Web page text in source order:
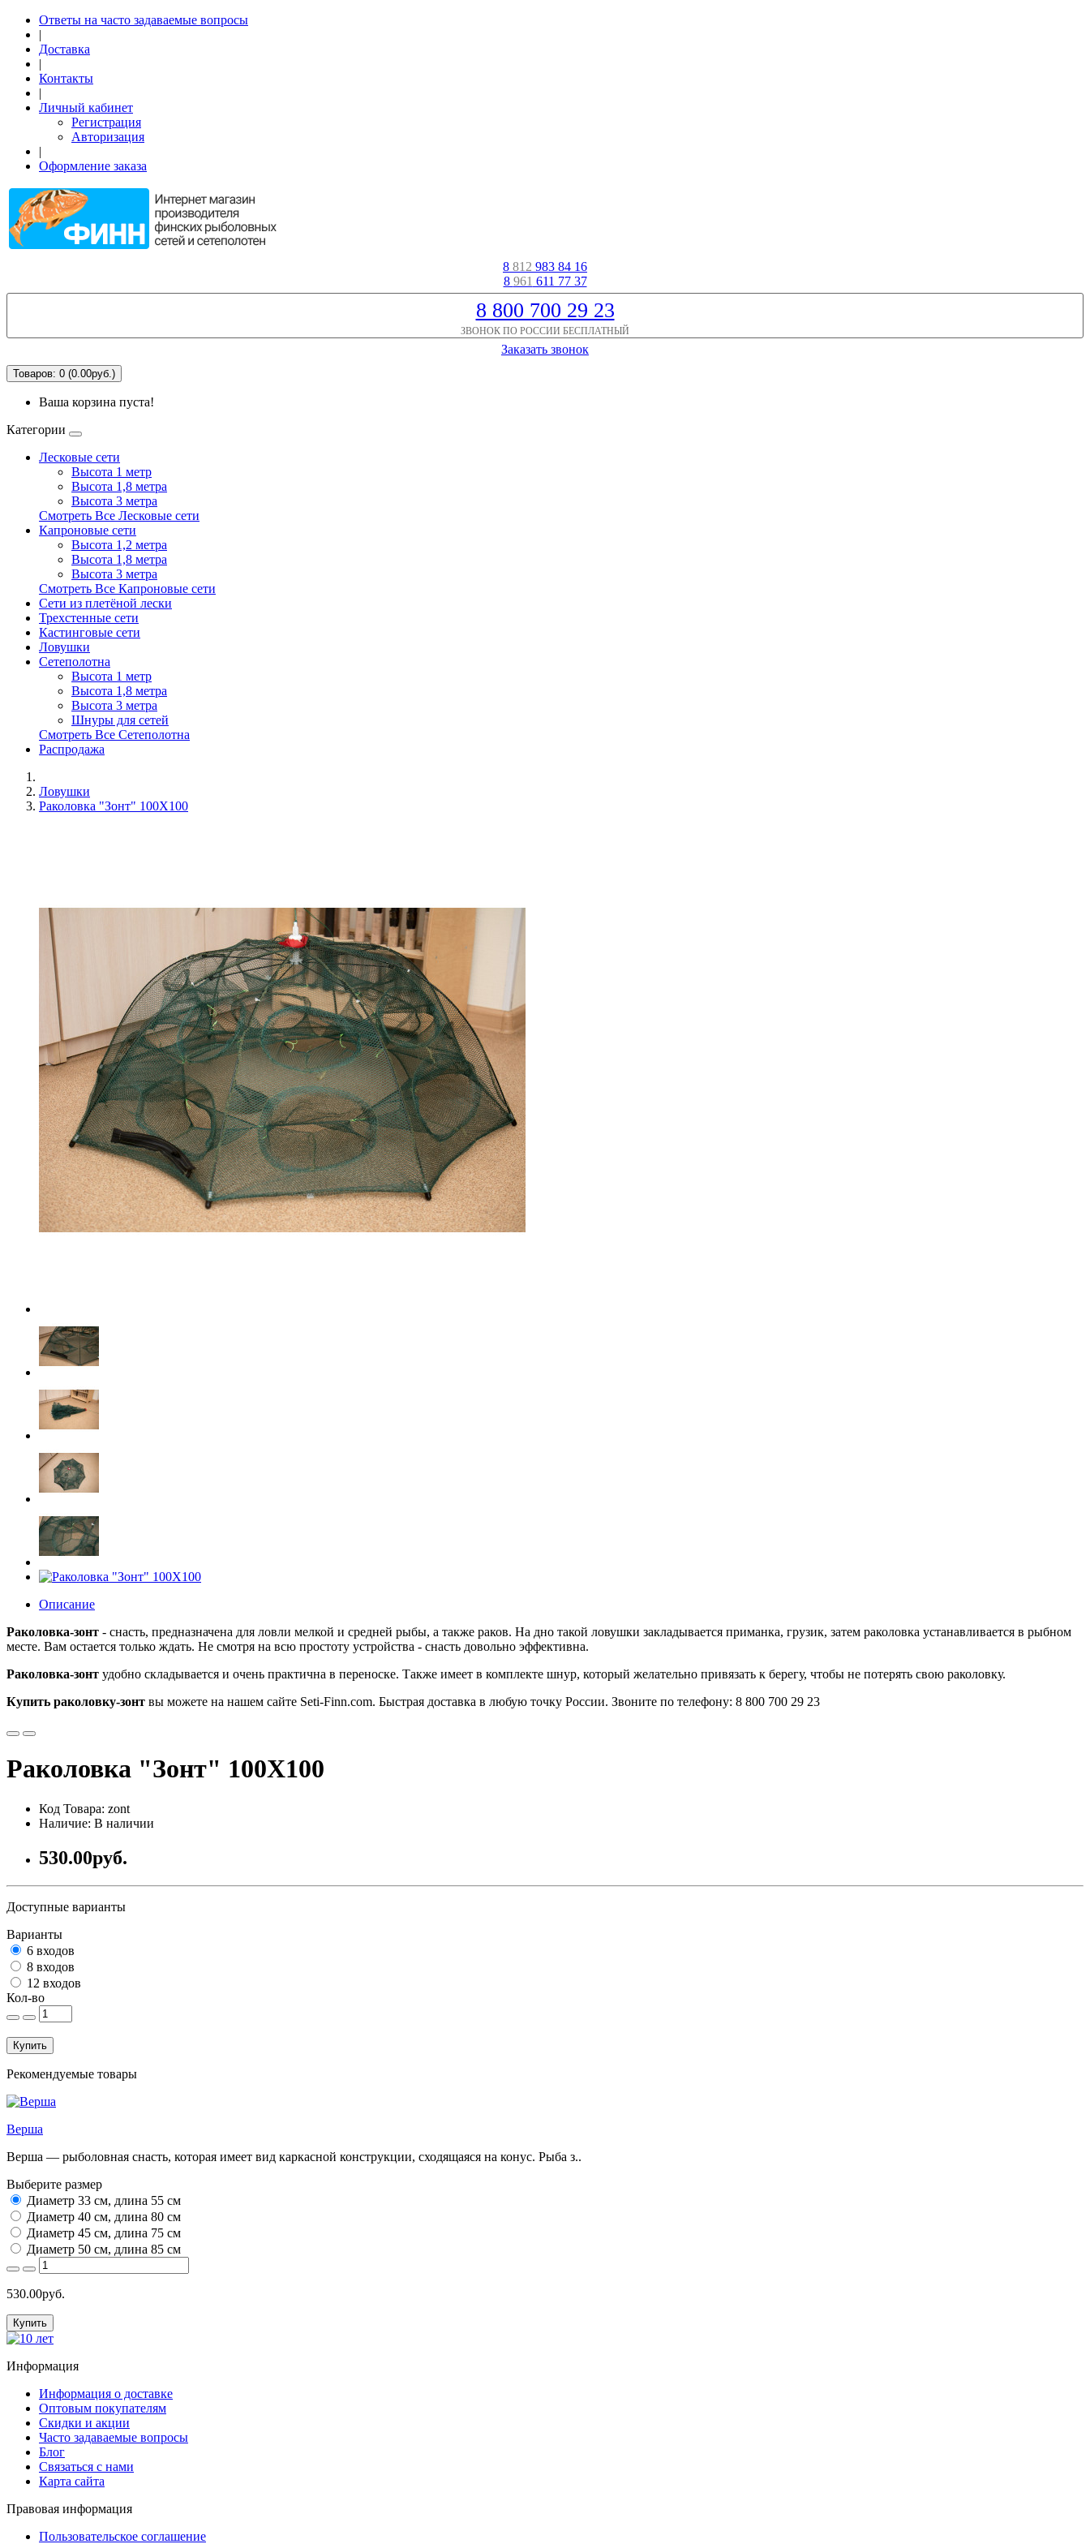
Ответы на часто задаваемые вопросы
|
Доставка
|
Контакты
|
Личный кабинет
Регистрация
Авторизация
|
Оформление заказа
8 812 983 84 16
8 961 611 77 37
8 800 700 29 23
ЗВОНОК ПО РОССИИ БЕСПЛАТНЫЙ
Заказать звонок
Товаров: 0 (0.00руб.)
Ваша корзина пуста!
Категории
Лесковые сети
Высота 1 метр
Высота 1,8 метра
Высота 3 метра
Смотреть Все Лесковые сети
Капроновые сети
Высота 1,2 метра
Высота 1,8 метра
Высота 3 метра
Смотреть Все Капроновые сети
Сети из плетёной лески
Трехстенные сети
Кастинговые сети
Ловушки
Сетеполотна
Высота 1 метр
Высота 1,8 метра
Высота 3 метра
Шнуры для сетей
Смотреть Все Сетеполотна
Распродажа
Ловушки
Раколовка "Зонт" 100Х100
Описание
Раколовка-зонт - снасть, предназначена для ловли мелкой и средней рыбы, а также раков. На дно такой ловушки закладывается приманка, грузик, затем раколовка устанавливается в рыбном
месте. Вам остается только ждать. Не смотря на всю простоту устройства - снасть довольно эффективна.
Раколовка-зонт удобно складывается и очень практична в переноске. Также имеет в комплекте шнур, который желательно привязать к берегу, чтобы не потерять свою раколовку.
Купить раколовку-зонт вы можете на нашем сайте Seti-Finn.com. Быстрая доставка в любую точку России. Звоните по телефону: 8 800 700 29 23
Раколовка "Зонт" 100Х100
Код Товара: zont
Наличие: В наличии
530.00руб.
Доступные варианты
Варианты
6 входов
8 входов
12 входов
Кол-во
Купить
Рекомендуемые товары
Верша
Верша — рыболовная снасть, которая имеет вид каркасной конструкции, сходящаяся на конус. Рыба з..
Выберите размер
Диаметр 33 см, длина 55 см
Диаметр 40 см, длина 80 см
Диаметр 45 см, длина 75 см
Диаметр 50 см, длина 85 см
530.00руб.
Купить
Информация
Информация о доставке
Оптовым покупателям
Скидки и акции
Часто задаваемые вопросы
Блог
Связаться с нами
Карта сайта
Правовая информация
Пользовательское соглашение